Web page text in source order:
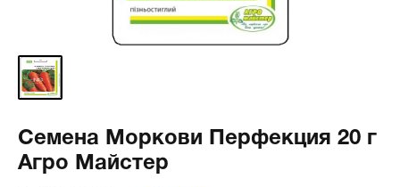
Семена Моркови Перфекция 20 г
Агро Майстер